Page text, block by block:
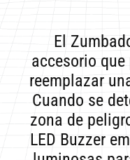
El
accesorio
reemplazar
Cuando se
zona de
LED Buzzer